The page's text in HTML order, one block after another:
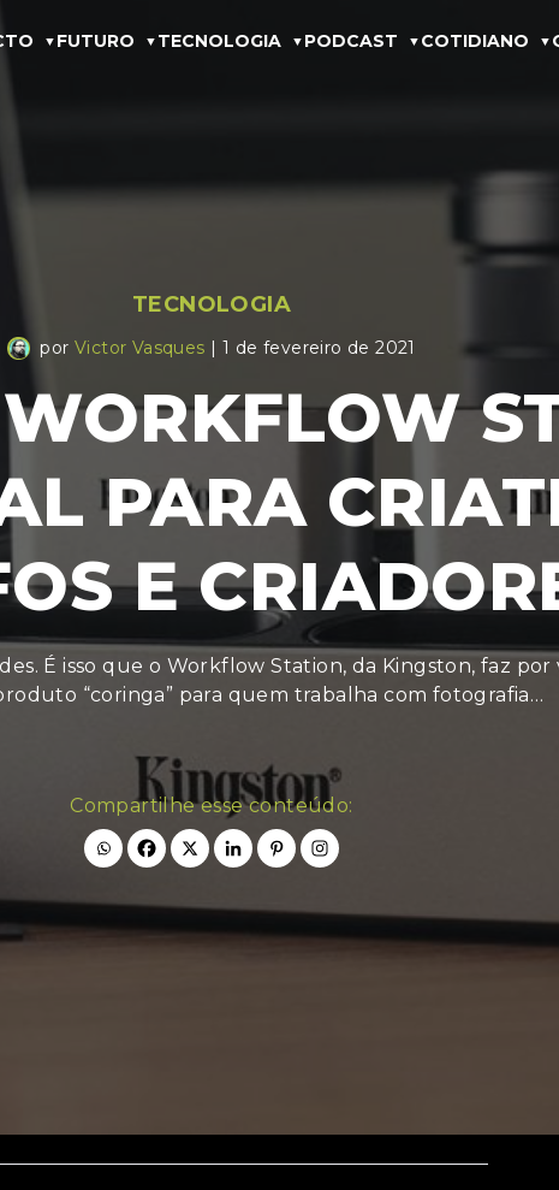
FUTURO TECNOLOGIA PODCAST COTIDIANO
TECNOLOGIA
porVictor Vasques | 1 de fevereiro de 2021
PARA
E
É isso que o Workflow Station, da Kingston, faz por
“coringa” para quem trabalha com fotografia…
Compartilhe esse conteúdo: